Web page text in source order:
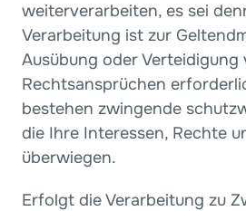
weiterverarbeiten, es sei
Verarbeitung ist zur
Ausübung oder Verteidigung
Rechtsansprüchen
bestehen zwingende
die Ihre Interessen, Rechte
überwiegen.
Erfolgt die Verarbeitung zu